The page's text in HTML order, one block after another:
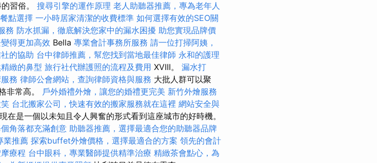
習俗。 搜尋引擎的運作原理 老人助聽器推薦，專為老年人
點選擇 一小時居家清潔的收費標準 如何選擇有效的SEO關
務 防水抓漏，徹底解決您家中的漏水困擾 助您實現品牌價
得更加高效 Bella 專業會計事務所服務 請一位打掃阿姨，
的協助 台中律師推薦，幫您找到當地最佳律師 永和的護理
緻的鼻型 旅行社代辦護照的流程及費用 XVIII。 漏水打
務 律師公會網站，查詢律師資格與服務 大批人群可以聚
非常高。
戶外婚禮外燴，讓您的婚禮更完美 新竹外燴服務
台北搬家公司，快速有效的搬家服務就在這裡 網站安全與
在是一個以未知且令人興奮的形式看到這座城市的好時機。
角落都充滿創意 助聽器推薦，選擇最適合您的助聽器品牌
業推薦 探索buffet外燴價格，選擇最適合的方案 領先的會計
療程 台中眼科，專業醫師提供精準治療 精緻茶會點心，為